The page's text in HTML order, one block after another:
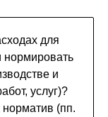
для
нормировать
и
услуг)?
норматив (пп.